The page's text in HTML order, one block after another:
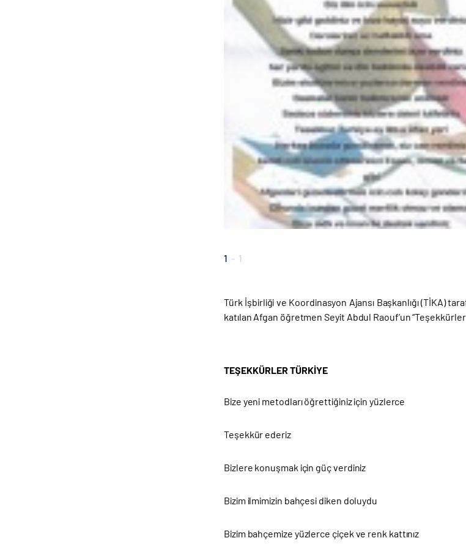
1 - 1
Türk İşbirliği ve Koordinasyon Ajansı Başkanlığı (TİKA)
katılan Afgan öğretmen Seyit Abdul Raouf’un “Teşekkürler
TEŞEKKÜRLER TÜRKİYE
Bize yeni metodları öğrettiğiniz için yüzlerce
Teşekkür ederiz
Bizlere konuşmak için güç verdiniz
Bizim ilmimizin bahçesi diken doluydu
Bizim bahçemize yüzlerce çiçek ve renk kattınız